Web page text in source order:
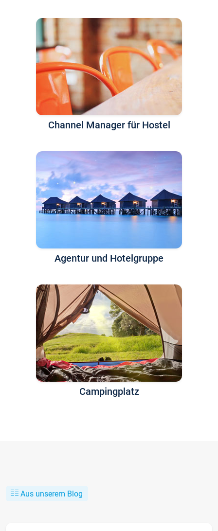
Channel Manager für Hostel
Agentur und Hotelgruppe
Campingplatz
Aus unserem Blog